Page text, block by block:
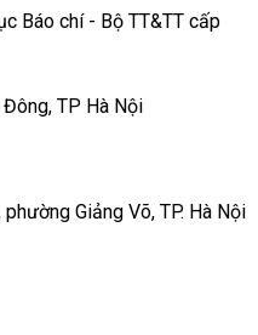
Báo chí - Bộ TT&TT cấp
TP Hà Nội
Giảng Võ, TP. Hà Nội